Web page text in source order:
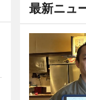
最新ニュ